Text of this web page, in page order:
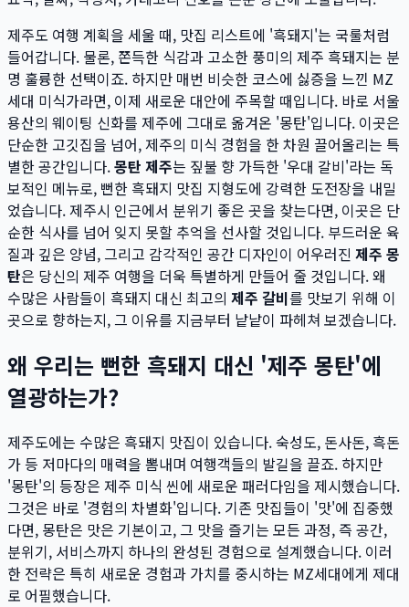
제주도 여행 계획을 세울 때, 맛집 리스트에 '흑돼지'는 국룰처럼
들어갑니다. 물론, 쫀득한 식감과 고소한 풍미의 제주 흑돼지는 분
명 훌륭한 선택이죠. 하지만 매번 비슷한 코스에 싫증을 느낀 MZ
세대 미식가라면, 이제 새로운 대안에 주목할 때입니다. 바로 서울
용산의 웨이팅 신화를 제주에 그대로 옮겨온 '몽탄'입니다. 이곳은
단순한 고깃집을 넘어, 제주의 미식 경험을 한 차원 끌어올리는 특
별한 공간입니다.몽탄 제주는 짚불 향 가득한 '우대 갈비'라는 독
보적인 메뉴로, 뻔한 흑돼지 맛집 지형도에 강력한 도전장을 내밀
었습니다. 제주시 인근에서 분위기 좋은 곳을 찾는다면, 이곳은 단
순한 식사를 넘어 잊지 못할 추억을 선사할 것입니다. 부드러운 육
질과 깊은 양념, 그리고 감각적인 공간 디자인이 어우러진 제주 몽
탄은 당신의 제주 여행을 더욱 특별하게 만들어 줄 것입니다. 왜
수많은 사람들이 흑돼지 대신 최고의 제주 갈비를 맛보기 위해 이
곳으로 향하는지, 그 이유를 지금부터 낱낱이 파헤쳐 보겠습니다.
왜 우리는 뻔한 흑돼지 대신 '제주 몽탄'에
열광하는가?
제주도에는 수많은 흑돼지 맛집이 있습니다. 숙성도, 돈사돈, 흑돈
가 등 저마다의 매력을 뽐내며 여행객들의 발길을 끌죠. 하지만
'몽탄'의 등장은 제주 미식 씬에 새로운 패러다임을 제시했습니다.
그것은 바로 '경험의 차별화'입니다. 기존 맛집들이 '맛'에 집중했
다면, 몽탄은 맛은 기본이고, 그 맛을 즐기는 모든 과정, 즉 공간,
분위기, 서비스까지 하나의 완성된 경험으로 설계했습니다. 이러
한 전략은 특히 새로운 경험과 가치를 중시하는 MZ세대에게 제대
로 어필했습니다.